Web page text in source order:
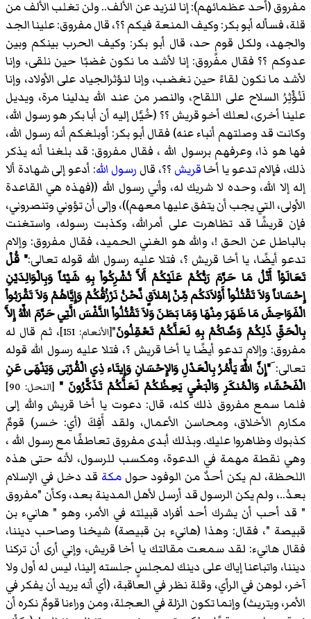
مفروق (أحد عظمائهم): إنا لنزيد عن الألف.. ولن تغلب الألف من
قلة، فسأله أبو بكر: وكيف المنعة فيكم ؟؟، قال مفروق: علينا الجد
والجهد، ولكل قومٍ حد، قال أبو بكر: وكيف الحرب بينكم وبين
عدوكم ؟؟ فقال مفروق: إنا لأشد ما نكون غضبًا حين نلقى، وإنا
لأشد ما نكون لقاءً حين نغضب، وإنا لنؤثرالجياد على الأولاد، وإنا
لَنُؤْثِرُ السلاح على اللقاح، والنصر من عند الله يدلينا مرة، ويديل
علينا أخرى، لعلك أخو قريش ؟؟ (خُيَّل إليه أن أبا بكر هو رسول الله،
وكانت قد وصلتهم أنباء عنه) فقال أبو بكر: أوبلغكم أنه رسول الله،
فها هو ذا، وعرفهم برسول الله ، فقال مفروق: قد بلغنا أنه يذكر
ذلك، فإلام تدعو يا أخاقريش ؟؟، قال رسول الله: أدعو إلى شهادة ألا
إله إلا الله، وحده لا شريك له، وأني رسول الله ((فهذه هي القاعدة
الأولى، التي يجب أن يتفق عليها معهم))، وإلى أن تؤوني وتنصروني،
فإن قريشًا قد تظاهرت على أمرالله، وكذبت رسوله، واستغنت
بالباطل عن الحق !، والله هو الغني الحميد، فقال مفروق: وإلام
تدعو أيضًا، يا أخا قريش ؟، فتلا عليه رسول الله قوله تعالى:" قُلْ
تَعَالَوْاْ أَتْلُ مَا حَرَّمَ رَبُّكُمْ عَلَيْكُمْ أَلاَّ تُشْرِكُواْ بِهِ شَيْئاً وَبِالْوَالِدَيْنِ
إِحْسَاناً وَلاَ تَقْتُلُواْ أَوْلاَدَكُم مِّنْ إمْلاَقٍ نَّحْنُ نَرْزُقُكُمْ وَإِيَّاهُمْ وَلاَ تَقْرَبُواْ
الْفَوَاحِشَ مَا ظَهَرَ مِنْهَا وَمَا بَطَنَ وَلاَ تَقْتُلُواْ النَّفْسَ الَّتِي حَرَّمَ اللّهُ إِلاَّ
بِالْحَقِّ ذَلِكُمْ وَصَّاكُمْ بِهِ لَعَلَّكُمْ تَعْقِلُونَ"[الأنعام: 151]
، ثم قال له
مفروق: وإلام تدعو أيضًا يا أخا قريش ؟، فتلا عليه رسول الله قوله
تعالى: َ"إِنَّ اللّهَ يَأْمُرُ بِالْعَدْلِ وَالإِحْسَانِ وَإِيتَاء ذِي الْقُرْبَى وَيَنْهَى عَنِ
الْفَحْشَاء وَالْمُنكَرِ وَالْبَغْيِ يَعِظُكُمْ لَعَلَّكُمْ تَذَكَّرُونَ " [النحل: 90]
فلما سمع مفروق ذلك كله، قال: دعوت يا أخا قريش والله إلى
مكارم الأخلاق، ومحاسن الأعمال، ولقد أَفِكَ (أي: خسر) قومٌ
كذبوك وظاهروا عليك. وبذلك أبدى مفروق تعاطفًا مع رسول الله ،
وهي نقطة مهمة في الدعوة، ومكسب للرسول، لأنه حتى هذه
اللحظة، لم يكن أحدٌ من الوفود حولمكة قد دخل في الإسلام
بعدُ..، ولم يكن الرسول قد أرسل لأهل المدينة بعد، وكأن "مفروق
" قد أحب أن يشرك أحد أفراد قبيلته في الأمر، وهو " هانيء بن
قبيصة "، فقال: وهذا (هانيء بن قبيصة) شيخنا وصاحب ديننا،
فقال هانيء: لقد سمعت مقالتك يا أخا قريش، وإني أرى أن تركنا
ديننا، واتباعنا إياك على دينك لمجلسٍ جلسته إلينا، ليس له أول ولا
آخر، لوهن في الرأي، وقلة نظر في العاقبة، (أي أنه يريد أن يفكر في
الأمر، ويتريث) وإنما تكون الزلة في العجلة، ومن وراءنا قومٌ نكره أن